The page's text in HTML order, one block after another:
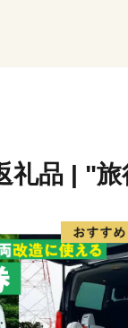
礼品 | "